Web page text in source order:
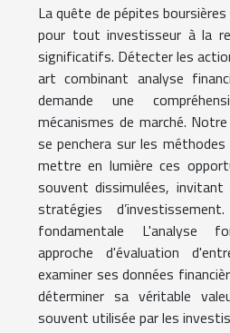
La quête de pépites
pour tout investisseur à la
significatifs. Détecter les
art combinant analyse
demande une
mécanismes de marché.
se penchera sur les
mettre en lumière ces
souvent dissimulées,
stratégies
fondamentale L'analyse
approche d'évaluation
examiner ses données
déterminer sa véritable
souvent utilisée par les